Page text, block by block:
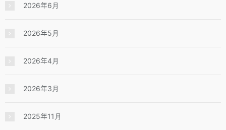
2026年6月
2026年5月
2026年4月
2026年3月
2025年11月